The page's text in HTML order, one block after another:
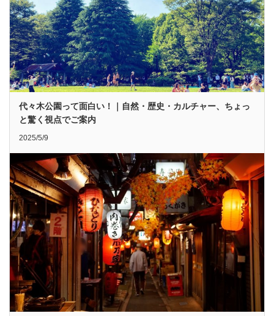
代々木公園って面白い！｜自然・歴史・カルチャー、ちょっ
と驚く視点でご案内
2025/5/9